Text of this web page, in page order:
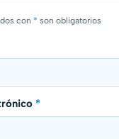
con * son obligatorios
*